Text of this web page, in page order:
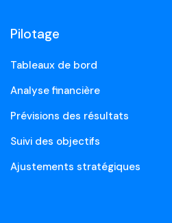
Pilotage
Tableaux de bord
Analyse financière
Prévisions des résultats
Suivi des objectifs
Ajustements stratégiques